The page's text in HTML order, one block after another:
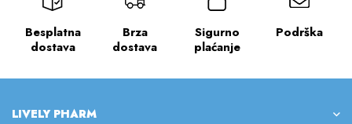
Besplatna
dostava
Brza
dostava
Sigurno
plaćanje
Podrška
LIVELY PHARM